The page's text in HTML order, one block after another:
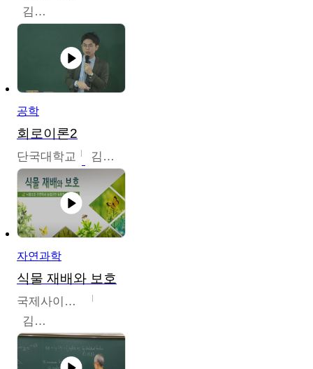
김명식
공학
회로이론2
단국대학교 김현식
자연과학
식물 재배와 보호
국제사이버대학교
김완수